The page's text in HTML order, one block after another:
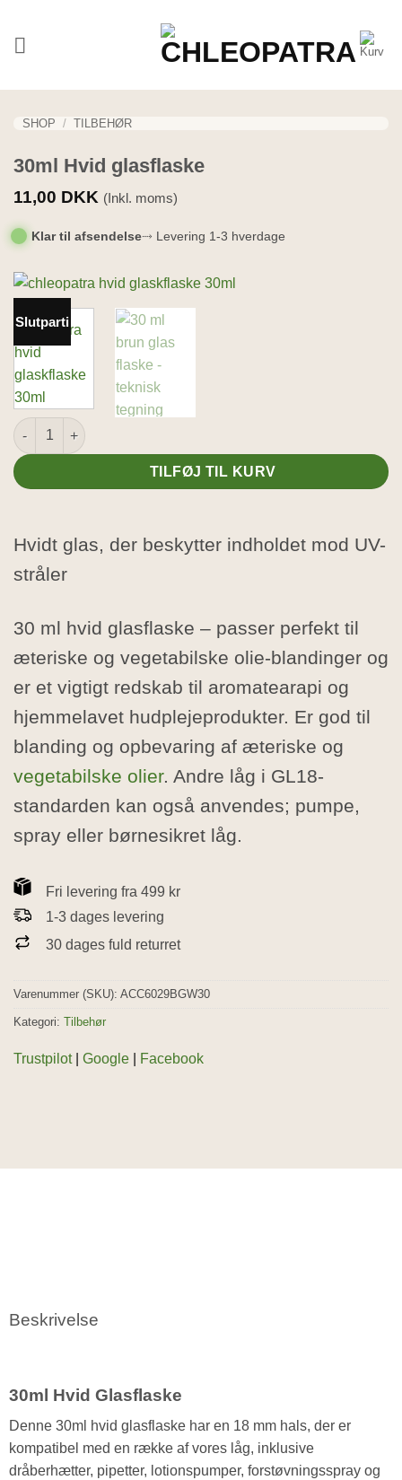
indhold
SHOP / TILBEHØR
30ml Hvid glasflaske
11,00 DKK (Inkl. moms)
Klar til afsendelse⤑ Levering 1-3 hverdage
Slutparti
30ml Hvid glasflaske antal
TILFØJ TIL KURV
Hvidt glas, der beskytter indholdet mod UV-
stråler
30 ml hvid glasflaske – passer perfekt til
æteriske og vegetabilske olie-blandinger og
er et vigtigt redskab til aromatearapi og
hjemmelavet hudplejeprodukter. Er god til
blanding og opbevaring af æteriske og
vegetabilske olier. Andre låg i GL18-
standarden kan også anvendes; pumpe,
spray eller børnesikret låg.
Fri levering fra 499 kr
1-3 dages levering
30 dages fuld returret
Varenummer (SKU): ACC6029BGW30
Kategori: Tilbehør
Trustpilot| Google Facebook
Beskrivelse
30ml Hvid Glasflaske
Denne 30ml hvid glasflaske har en 18 mm hals, der er
kompatibel med en række af vores låg, inklusive
dråberhætter, pipetter, lotionspumper, forstøvningsspray og